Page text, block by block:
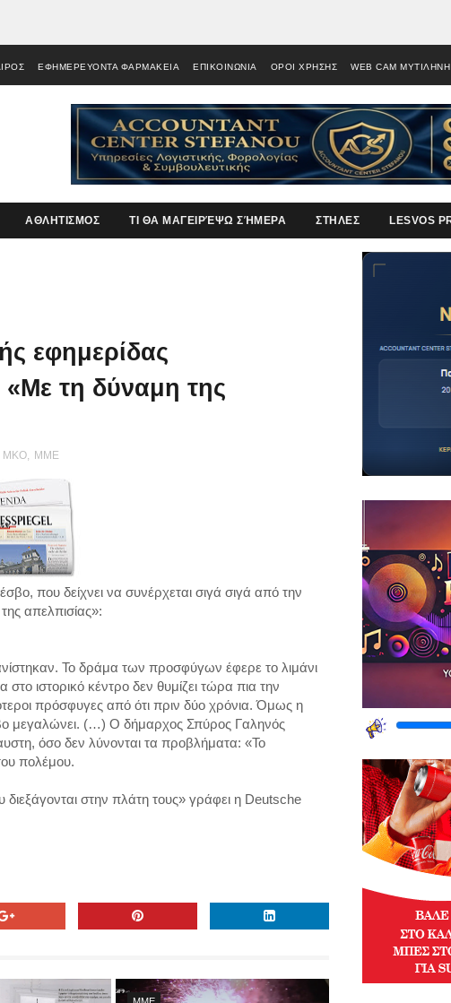
ΕΦΗΜΕΡΕΥΟΝΤΑ ΦΑΡΜΑΚΕΙΑ ΕΠΙΚΟΙΝΩΝΙΑ ΟΡΟΙ ΧΡΗΣΗΣ WEB CAM ΜΥΤΙΛΗΝΗ
ΑΘΛΗΤΙΣΜΟΣ ΤΙ ΘΑ ΜΑΓΕΙΡΈΨΩ ΣΉΜΕΡΑ ΣΤΗΛΕΣ LESVOS
εφημερίδας
τη δύναμη της
ΜΚΟ, MME
που δείχνει να συνέρχεται σιγά σιγά από την
απελπισίας»:
Το δράμα των προσφύγων έφερε το λιμάνι
ιστορικό κέντρο δεν θυμίζει τώρα πια την
πρόσφυγες από ότι πριν δύο χρόνια. Όμως η
μεγαλώνει. (…) Ο δήμαρχος Σπύρος Γαληνός
όσο δεν λύνονται τα προβλήματα: «Το
πολέμου.
διεξάγονται στην πλάτη τους» γράφει η Deutsche